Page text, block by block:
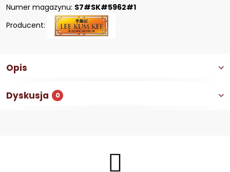
Numer magazynu: S7#SK#5962#1
Producent:
Opis
Dyskusja 0